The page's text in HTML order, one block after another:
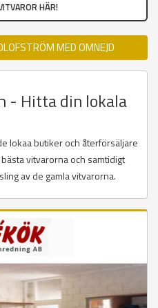
HÄR!
MED OMNEJD
- Hitta din lokala
lokaa butiker och återförsäljare
vitvarorna och samtidigt
av de gamla vitvarorna.